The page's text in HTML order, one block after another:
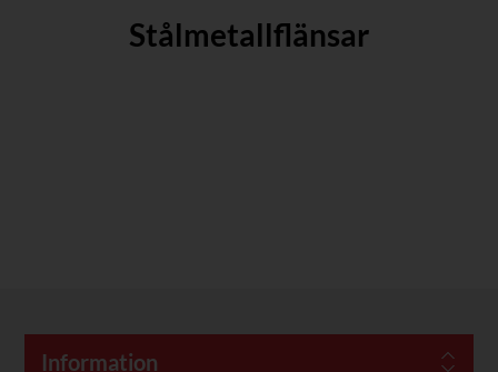
Stålmetallflänsar
Information